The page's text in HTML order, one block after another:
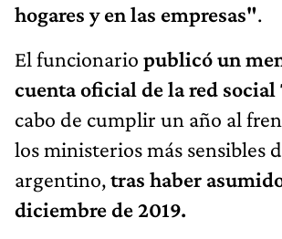
hogares y en las empresas".
El funcionario publicó un
cuenta oficial de la red
cabo de cumplir un año al
los ministerios más sensibles
argentino,tras haber
diciembre de 2019.